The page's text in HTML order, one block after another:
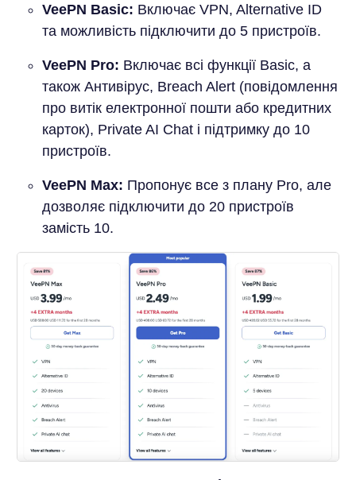
VeePN Basic: Включає VPN, Alternative ID
та можливість підключити до 5 пристроїв.
VeePN Pro: Включає всі функції Basic, а
також Антивірус, Breach Alert (повідомлення
про витік електронної пошти або кредитних
карток), Private AI Chat і підтримку до 10
пристроїв.
VeePN Max: Пропонує все з плану Pro, але
дозволяє підключити до 20 пристроїв
замість 10.